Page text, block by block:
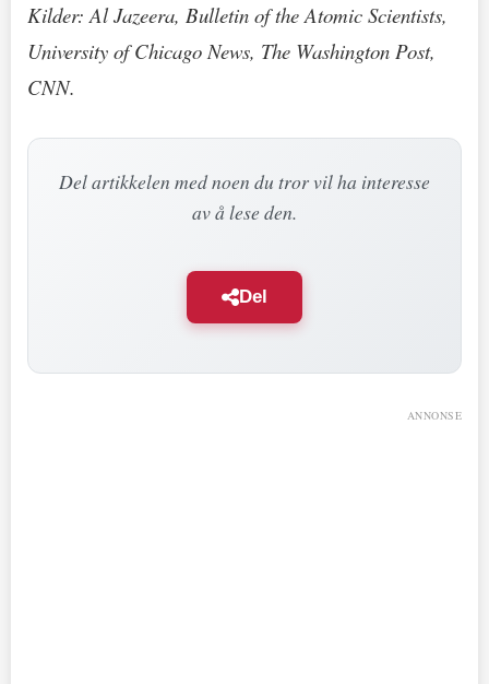
Kilder: Al Jazeera, Bulletin of the Atomic Scientists,
University of Chicago News, The Washington Post,
CNN.
Del artikkelen med noen du tror vil ha interesse
av å lese den.
Del
ANNONSE